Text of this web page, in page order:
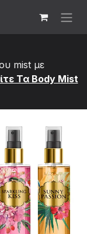
mist με
Τα Bod​y Mist